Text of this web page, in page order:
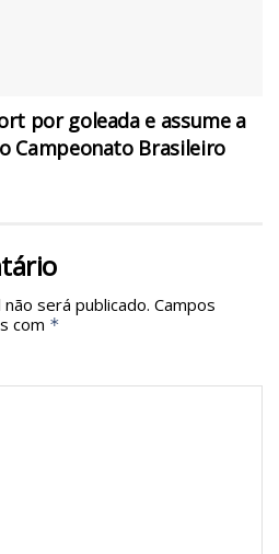
por goleada e assume a
Campeonato Brasileiro
será publicado. Campos
com *